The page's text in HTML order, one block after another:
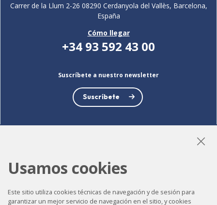
Carrer de la Llum 2-26 08290 Cerdanyola del Vallès, Barcelona,
España
Cómo llegar
+34 93 592 43 00
Suscríbete a nuestro newsletter
Suscríbete
Usamos cookies
Este sitio utiliza cookies técnicas de navegación y de sesión para
garantizar un mejor servicio de navegación en el sitio, y cookies